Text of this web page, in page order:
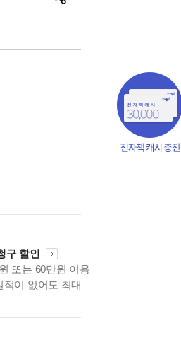
구 할인
또는 60만원 이용
이 없어도 최대